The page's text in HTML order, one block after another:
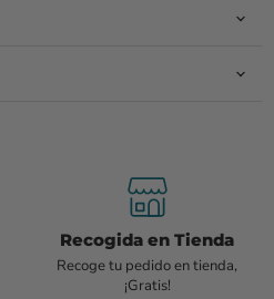
Recogida en Tienda
Recoge tu pedido en tienda,
¡Gratis!